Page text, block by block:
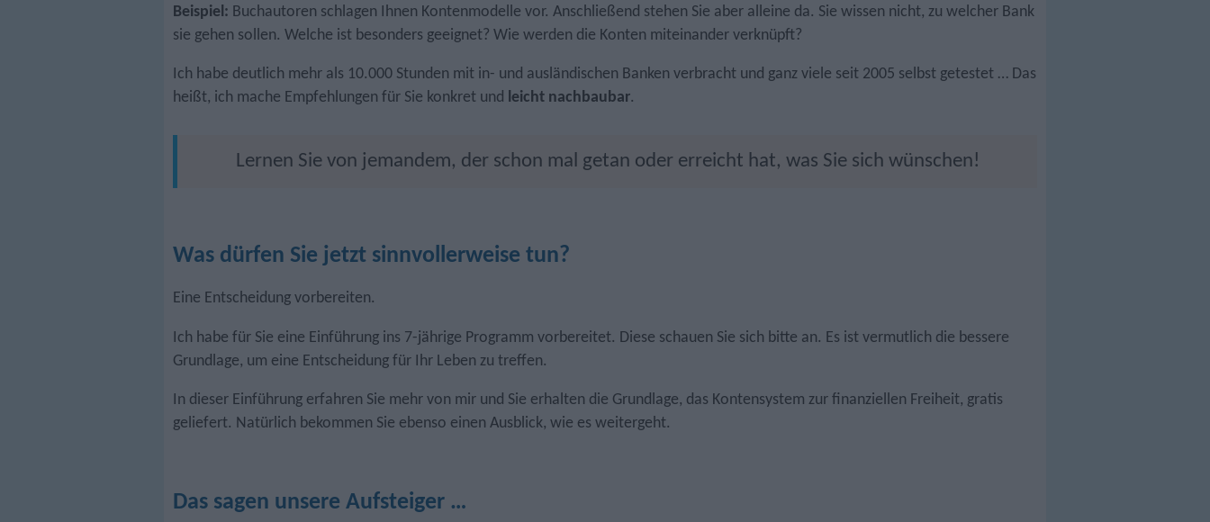
Beispiel: Buchautoren schlagen Ihnen Kontenmodelle vor. Anschließend stehen Sie aber alleine da. Sie wissen nicht, zu welcher Bank
sie gehen sollen. Welche ist besonders geeignet? Wie werden die Konten miteinander verknüpft?
Ich habe deutlich mehr als 10.000 Stunden mit in- und ausländischen Banken verbracht und ganz viele seit 2005 selbst getestet … Das
heißt, ich mache Empfehlungen für Sie konkret und leicht nachbaubar.
Lernen Sie von jemandem, der schon mal getan oder erreicht hat, was Sie sich wünschen!
Was dürfen Sie jetzt sinnvollerweise tun?
Eine Entscheidung vorbereiten.
Ich habe für Sie eine Einführung ins 7-jährige Programm vorbereitet. Diese schauen Sie sich bitte an. Es ist vermutlich die bessere
Grundlage, um eine Entscheidung für Ihr Leben zu treffen.
In dieser Einführung erfahren Sie mehr von mir und Sie erhalten die Grundlage, das Kontensystem zur finanziellen Freiheit, gratis
geliefert. Natürlich bekommen Sie ebenso einen Ausblick, wie es weitergeht.
Das sagen unsere Aufsteiger …